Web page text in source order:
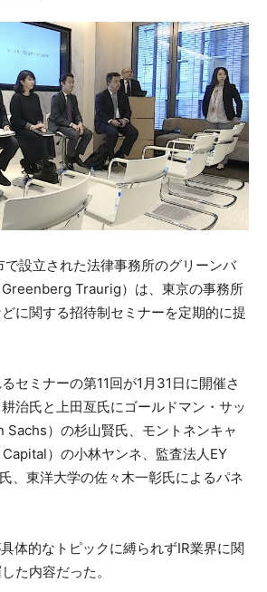
設立された法律事務所のグリーンバ
Traurig）は、東京の事務所
に関する招待制セミナーを定期的に提
セミナーの第11回が1月31日に開催さ
治氏と上田亙氏にゴールドマン・サッ
Sachs）の杉山賢氏、モントネンキャ
）の小林ヤンネ、監査法人EY
、東洋大学の佐々木一彰氏によるパネ
体的なトピックに縛られずIR業界に関
た内容だった。